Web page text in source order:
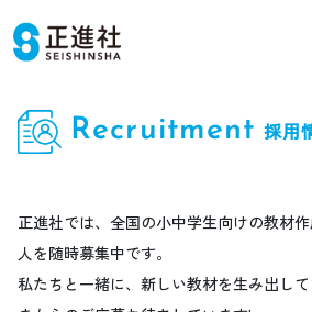
Recruitment 採用
正進社では、全国の小中学生向けの教材
人を随時募集中です。
私たちと一緒に、新しい教材を生み出し